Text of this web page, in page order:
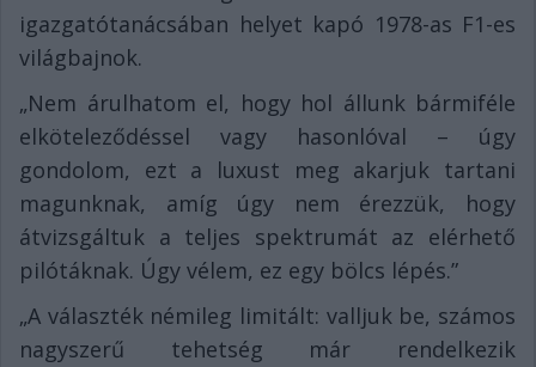
igazgatótanácsában helyet kapó 1978-as F1-es
világbajnok.
„Nem árulhatom el, hogy hol állunk bármiféle
elköteleződéssel vagy hasonlóval – úgy
gondolom, ezt a luxust meg akarjuk tartani
magunknak, amíg úgy nem érezzük, hogy
átvizsgáltuk a teljes spektrumát az elérhető
pilótáknak. Úgy vélem, ez egy bölcs lépés.”
„A választék némileg limitált: valljuk be, számos
nagyszerű tehetség már rendelkezik